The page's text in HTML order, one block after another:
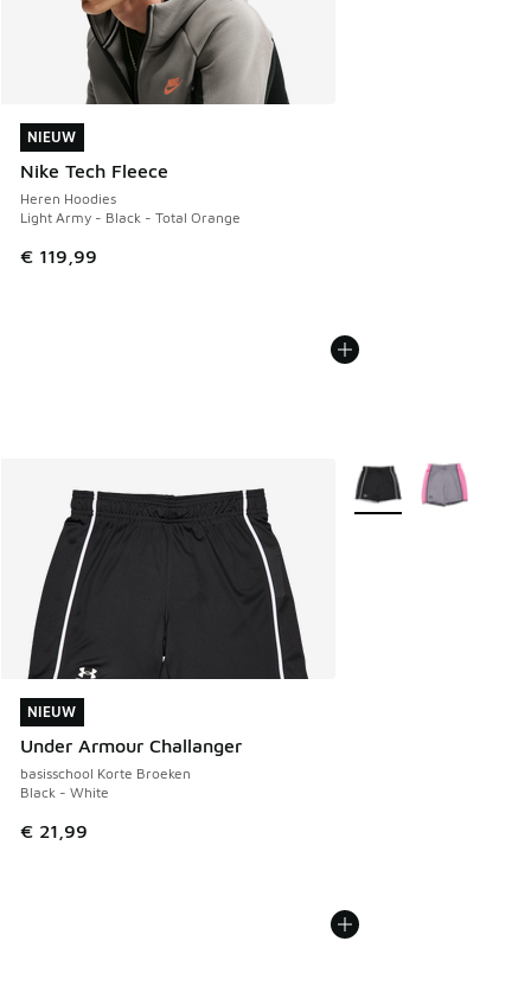
NIEUW
Nike Tech Fleece
Heren Hoodies
Light Army - Black - Total Orange
€ 119,99
NIEUW
NIEUW
Under Armour Challanger
basisschool Korte Broeken
Black - White
€ 21,99
NIEUW
Meer kleuren